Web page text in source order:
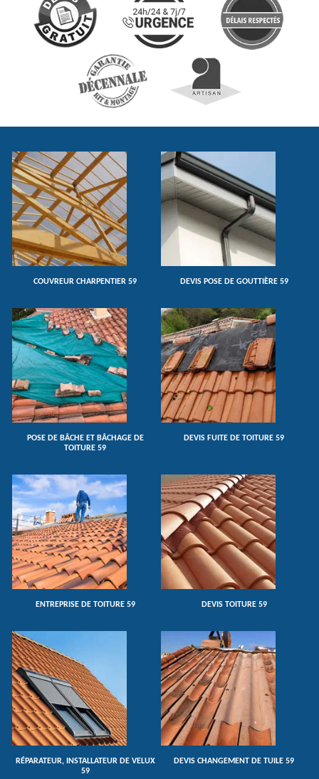
COUVREUR CHARPENTIER 59 DEVIS POSE DE GOUTTIÈRE 59
POSE DE BÂCHE ET BÂCHAGE DE
TOITURE 59
DEVIS FUITE DE TOITURE 59
ENTREPRISE DE TOITURE 59 DEVIS TOITURE 59
RÉPARATEUR, INSTALLATEUR DE VELUX
59
DEVIS CHANGEMENT DE TUILE 59